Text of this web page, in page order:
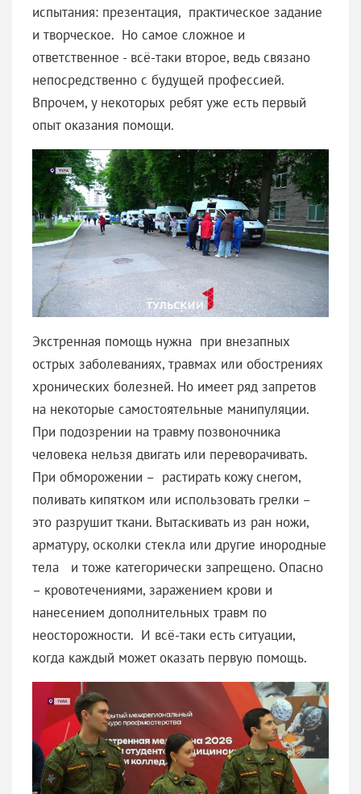
испытания: презентация, практическое задание
и творческое. Но самое сложное и
ответственное - всё-таки второе, ведь связано
непосредственно с будущей профессией.
Впрочем, у некоторых ребят уже есть первый
опыт оказания помощи.
Экстренная помощь нужна при внезапных
острых заболеваниях, травмах или обострениях
хронических болезней. Но имеет ряд запретов
на некоторые самостоятельные манипуляции.
При подозрении на травму позвоночника
человека нельзя двигать или переворачивать.
При обморожении – растирать кожу снегом,
поливать кипятком или использовать грелки –
это разрушит ткани. Вытаскивать из ран ножи,
арматуру, осколки стекла или другие инородные
тела и тоже категорически запрещено. Опасно
– кровотечениями, заражением крови и
нанесением дополнительных травм по
неосторожности. И всё-таки есть ситуации,
когда каждый может оказать первую помощь.